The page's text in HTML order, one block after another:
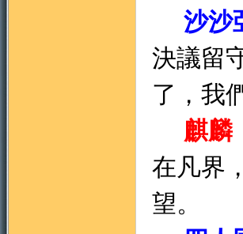
沙沙
決議留
了，我
麒麟
在凡界
望。